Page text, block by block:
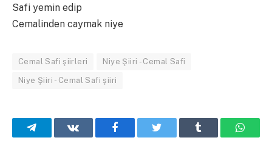
Safi yemin edip
Cemalinden caymak niye
Cemal Safi şiirleri Niye Şiiri - Cemal Safi
Niye Şiiri - Cemal Safi şiiri
TelegramVKontakteFacebookTwitter